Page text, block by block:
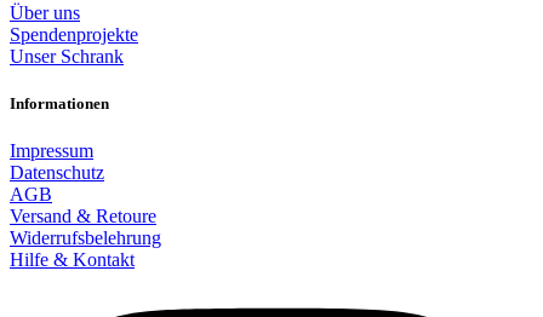
Über uns
Spendenprojekte
Unser Schrank
Informationen
Impressum
Datenschutz
AGB
Versand & Retoure
Widerrufsbelehrung
Hilfe & Kontakt